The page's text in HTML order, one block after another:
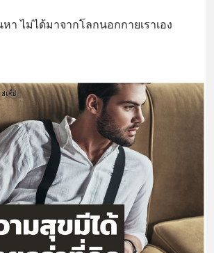
า ไม่ได้มาจากโลกนอกกายเราเอง